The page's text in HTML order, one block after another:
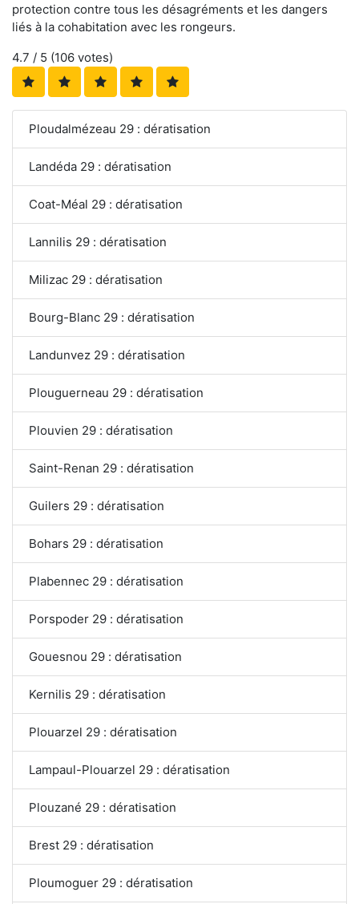
protection contre tous les désagréments et les dangers
liés à la cohabitation avec les rongeurs.
4.7 / 5 (106 votes)
Ploudalmézeau 29 : dératisation
Landéda 29 : dératisation
Coat-Méal 29 : dératisation
Lannilis 29 : dératisation
Milizac 29 : dératisation
Bourg-Blanc 29 : dératisation
Landunvez 29 : dératisation
Plouguerneau 29 : dératisation
Plouvien 29 : dératisation
Saint-Renan 29 : dératisation
Guilers 29 : dératisation
Bohars 29 : dératisation
Plabennec 29 : dératisation
Porspoder 29 : dératisation
Gouesnou 29 : dératisation
Kernilis 29 : dératisation
Plouarzel 29 : dératisation
Lampaul-Plouarzel 29 : dératisation
Plouzané 29 : dératisation
Brest 29 : dératisation
Ploumoguer 29 : dératisation